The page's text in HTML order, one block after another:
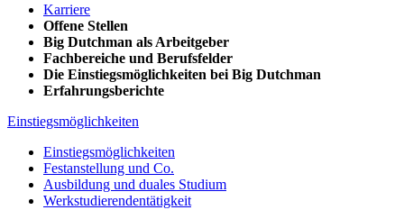
Karriere
Offene Stellen
Big Dutchman als Arbeitgeber
Fachbereiche und Berufsfelder
Die Einstiegsmöglichkeiten bei Big Dutchman
Erfahrungsberichte
Einstiegsmöglichkeiten
Einstiegsmöglichkeiten
Festanstellung und Co.
Ausbildung und duales Studium
Werkstudierendentätigkeit